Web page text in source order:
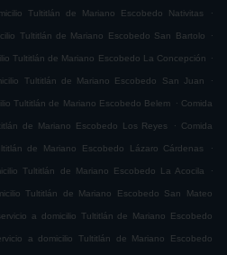
Tultitlán de Mariano Escobedo Nativitas .
Tultitlán de Mariano Escobedo San Bartolo .
Tultitlán de Mariano Escobedo La Concepción .
Tultitlán de Mariano Escobedo San Juan .
Tultitlán de Mariano Escobedo Belem . Comida
de Mariano Escobedo Los Reyes . Comida
de Mariano Escobedo Lázaro Cárdenas .
Tultitlán de Mariano Escobedo La Acocila .
Tultitlán de Mariano Escobedo San Mateo
a domicilio Tultitlán de Mariano Escobedo
a domicilio Tultitlán de Mariano Escobedo